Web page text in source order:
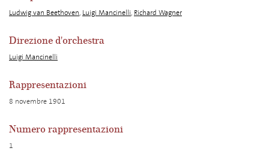
Ludwig van Beethoven, Luigi Mancinelli, Richard Wagner
Direzione d'orchestra
Luigi Mancinelli
Rappresentazioni
8 novembre 1901
Numero rappresentazioni
1